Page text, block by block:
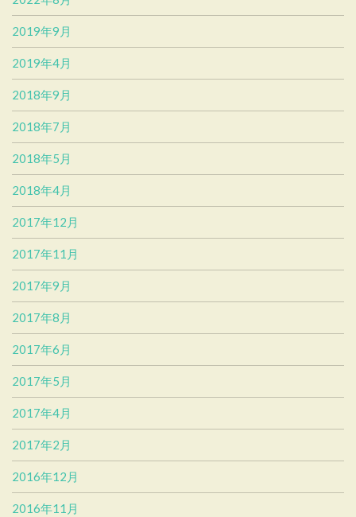
2019年9月
2019年4月
2018年9月
2018年7月
2018年5月
2018年4月
2017年12月
2017年11月
2017年9月
2017年8月
2017年6月
2017年5月
2017年4月
2017年2月
2016年12月
2016年11月